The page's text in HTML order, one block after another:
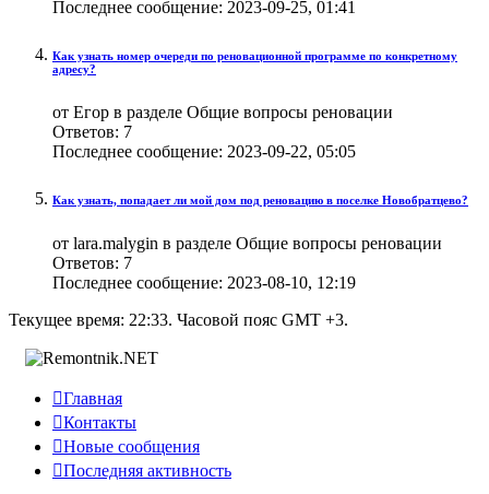
Последнее сообщение: 2023-09-25, 01:41
Как узнать номер очереди по реновационной программе по конкретному
адресу?
от Eгор в разделе Общие вопросы реновации
Ответов: 7
Последнее сообщение: 2023-09-22, 05:05
Как узнать, попадает ли мой дом под реновацию в поселке Новобратцево?
от lara.malygin в разделе Общие вопросы реновации
Ответов: 7
Последнее сообщение: 2023-08-10, 12:19
Текущее время: 22:33. Часовой пояс GMT +3.
Главная
Контакты
Новые сообщения
Последняя активность